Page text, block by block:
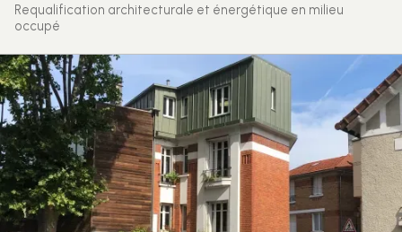
Requalification architecturale et énergétique en milieu
occupé